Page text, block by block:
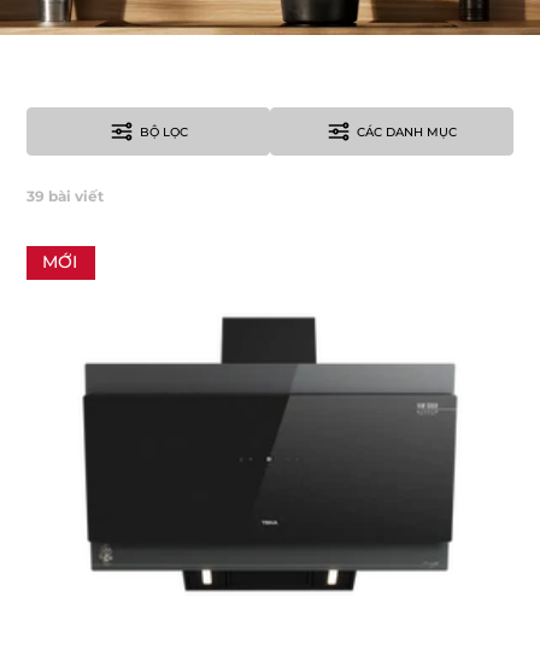
BỘ LỌC CÁC DANH MỤC
39 bài viết
MỚI